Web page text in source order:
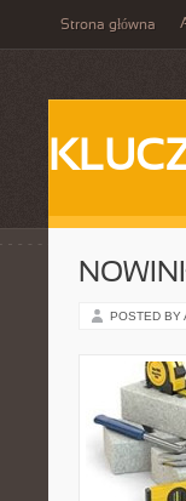
Strona główna
POSTED BY